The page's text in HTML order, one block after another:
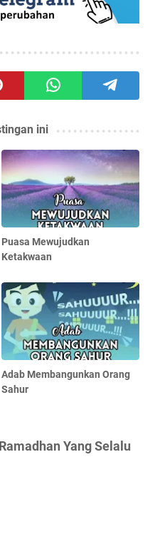
ini
Puasa Mewujudkan
Ketakwaan
Adab Membangunkan Orang
Sahur
Yang Selalu